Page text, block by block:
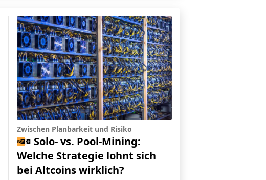
Zwischen Planbarkeit und Risiko
Solo- vs. Pool-Mining:
Welche Strategie lohnt sich
bei Altcoins wirklich?